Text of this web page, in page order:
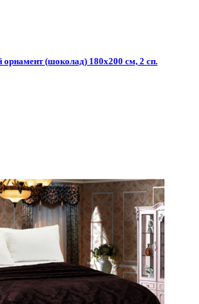
(шоколад) 180х200 см, 2 сп.